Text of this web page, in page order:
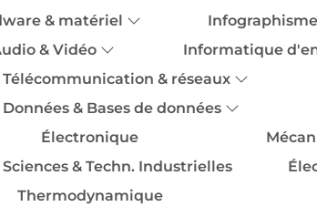
& matériel Infographisme
& Vidéo
Informatique
Télécommunication & réseaux
Données & Bases de données
Électronique
Sciences & Techn. Industrielles
Thermodynamique